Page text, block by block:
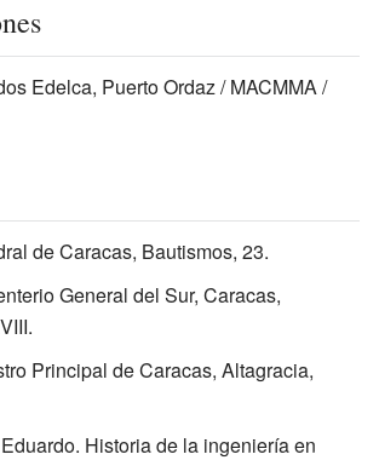
Edelca, Puerto Ordaz / MACMMA /
de Caracas, Bautismos, 23.
General del Sur, Caracas,
Principal de Caracas, Altagracia,
Historia de la ingeniería en